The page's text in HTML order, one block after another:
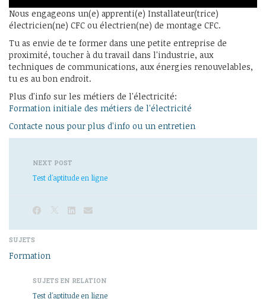
Nous engageons un(e) apprenti(e) Installateur(trice)
électricien(ne) CFC ou électrien(ne) de montage CFC.
Tu as envie de te former dans une petite entreprise de
proximité, toucher à du travail dans l'industrie, aux
techniques de communications, aux énergies renouvelables,
tu es au bon endroit.
Plus d'info sur les métiers de l'électricité:
Formation initiale des métiers de l'électricité
Contacte nous pour plus d'info ou un entretien
NEXT POST
Test d'aptitude en ligne
SUJETS
Formation
SUJETS EN RELATION
Test d'aptitude en ligne